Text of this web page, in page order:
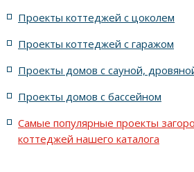
13x21 метров
Проекты коттеджей с цоколем
Проекты коттеджей с гаражом
Проекты домов с сауной,
Проекты домов с бассейном
Самые популярные проекты
коттеджей нашего каталога